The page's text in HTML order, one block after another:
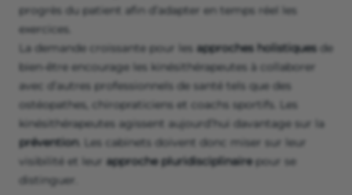
progrès du patient afin d’adapter en temps réel les
exercices.
La demande croissante pour les approches holistiques de
bien-être encourage les kinésithérapeutes à collaborer
avec d’autres professionnels de santé tels que des
ostéopathes, chiropraticiens et coachs sportifs. Les
kinésithérapeutes agissent aujourd’hui davantage sur la
prévention. Les cabinets doivent donc miser sur leur
visibilité et leur approche pluridisciplinairepour se
distinguer.